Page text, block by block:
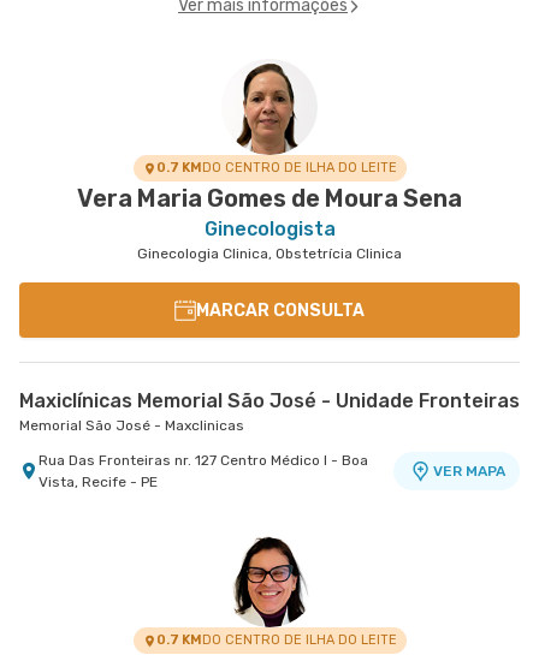
Ver mais informações
0.7 KMDO CENTRO DE ILHA DO LEITE
Vera Maria Gomes de Moura Sena
Ginecologista
Ginecologia Clinica, Obstetrícia Clinica
MARCAR CONSULTA
Maxiclínicas Memorial São José - Unidade Fronteiras
Memorial São José - Maxclinicas
Rua Das Fronteiras nr. 127 Centro Médico I - Boa
Vista, Recife - PE
VER MAPA
0.7 KMDO CENTRO DE ILHA DO LEITE